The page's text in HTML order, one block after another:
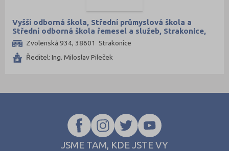
Vyšší odborná škola, Střední průmyslová škola a
Střední odborná škola řemesel a služeb, Strakonice,
Zvolenská 934
Zvolenská 934, 38601 Strakonice
Ředitel: Ing. Miloslav Pileček
JSME TAM, KDE JSTE VY